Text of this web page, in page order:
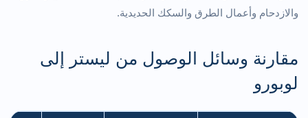
والازدحام وأعمال الطرق والسكك الحديدية.
مقارنة وسائل الوصول من ليستر إلى
لوبورو